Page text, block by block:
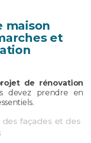
maison
et
de rénovation
devez prendre en
façades et des